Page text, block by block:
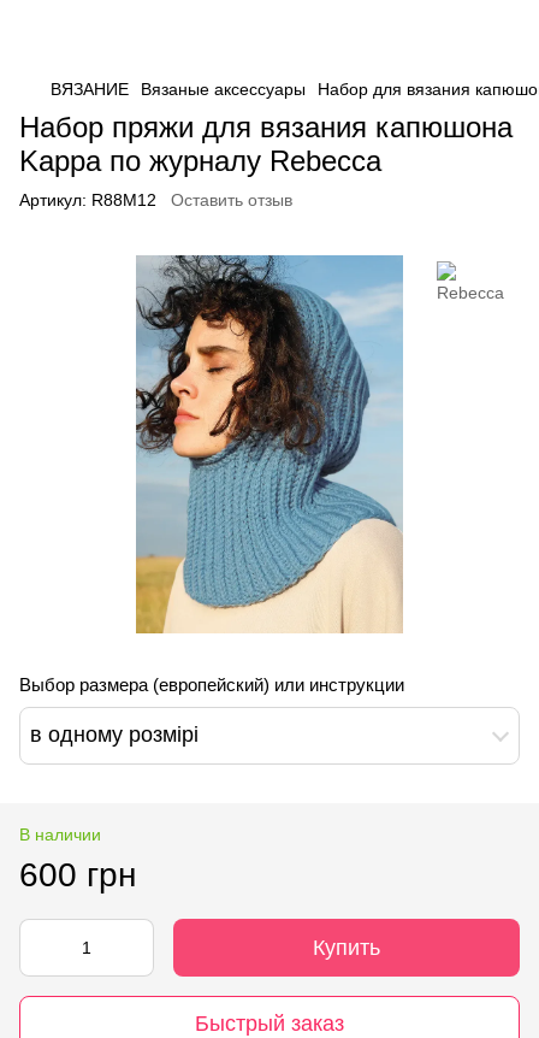
ВЯЗАНИЕ Вязаные аксессуары Набор для вязания
Набор пряжи для вязания капюшона
Kappa по журналу Rebecca
Артикул: R88M12 Оставить отзыв
Выбор размера (европейский) или инструкции
в одному розмірі
В наличии
600 грн
Купить
Быстрый заказ